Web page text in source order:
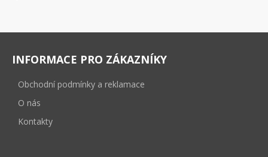
INFORMACE PRO ZÁKAZNÍKY
Obchodní podmínky a reklamace
O nás
Kontakty